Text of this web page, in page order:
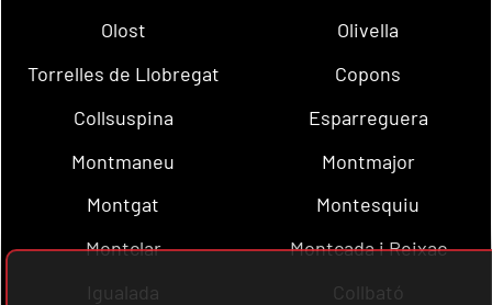
Olost
Olivella
Torrelles de Llobregat
Copons
Collsuspina
Esparreguera
Montmaneu
Montmajor
Montgat
Montesquiu
Montclar
Montcada i Reixac
Igualada
Collbató